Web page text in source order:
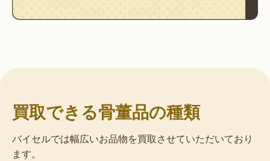
買取できる骨董品の種類
バイセルでは幅広いお品物を買取させていただいており
ます。